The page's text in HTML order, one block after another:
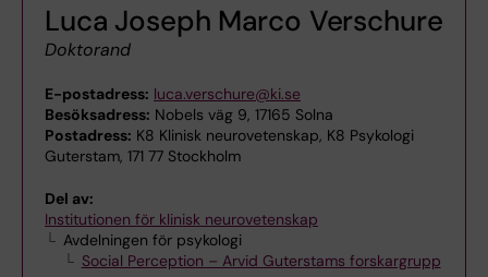
Luca Joseph Marco Verschure
Doktorand
E-postadress: luca.verschure@ki.se
Besöksadress: Nobels väg 9, 17165 Solna
Postadress: K8 Klinisk neurovetenskap, K8 Psykologi
Guterstam, 171 77 Stockholm
Del av:
Institutionen för klinisk neurovetenskap
Avdelningen för psykologi
Social Perception – Arvid Guterstams forskargrupp